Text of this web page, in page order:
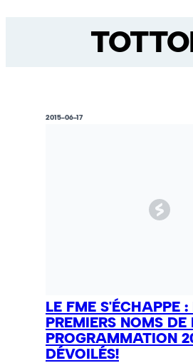
2015-06-17
LE FME S'ÉCHAPPE :
PREMIERS NOMS DE
PROGRAMMATION
DÉVOILÉS!